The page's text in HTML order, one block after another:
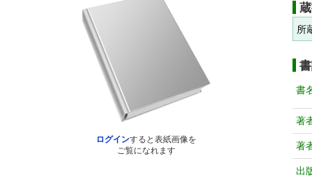
ログインすると表紙画像を
ご覧になれます
所
書
著
著
出